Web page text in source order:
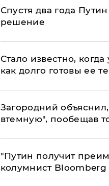
Спустя два года
решение
Стало известно,
как долго готовы ее
Загородний
втемную", пообещав
"Путин получит
колумнист